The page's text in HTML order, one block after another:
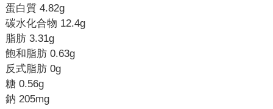
蛋白質 4.82g
碳水化合物 12.4g
脂肪 3.31g
飽和脂肪 0.63g
反式脂肪 0g
糖 0.56g
鈉 205mg